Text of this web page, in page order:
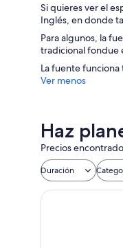
Si quieres ver el
Inglés, en donde
Para algunos, la
tradicional fondue
La fuente
Ver menos
Haz
Precios
Duración